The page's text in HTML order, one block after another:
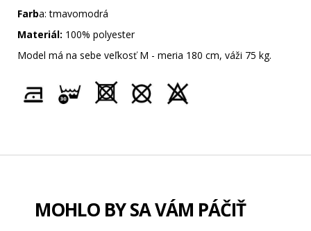
Farba: tmavomodrá
Materiál: 100% polyester
Model má na sebe veľkosť M - meria 180 cm, váži 75 kg.
MOHLO BY SA VÁM PÁČIŤ